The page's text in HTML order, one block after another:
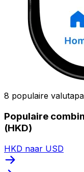
8 populaire
Populaire
(HKD)
HKD naar USD